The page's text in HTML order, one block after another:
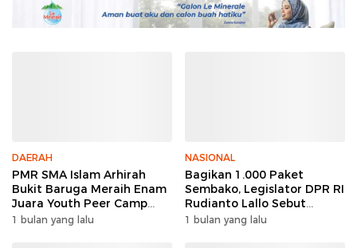
DAERAH
PMR SMA Islam Arhirah
Bukit Baruga Meraih Enam
Juara Youth Peer Camp
2026
1 bulan yang lalu
NASIONAL
Bagikan 1.000 Paket
Sembako, Legislator DPR RI
Rudianto Lallo Sebut
Kepercayaan Publik Ke
1 bulan yang lalu